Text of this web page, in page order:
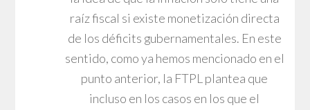
raíz fiscal si existe monetización directa
de los déficits gubernamentales. En este
sentido, como ya hemos mencionado en el
punto anterior, la FTPL plantea que
incluso en los casos en los que el